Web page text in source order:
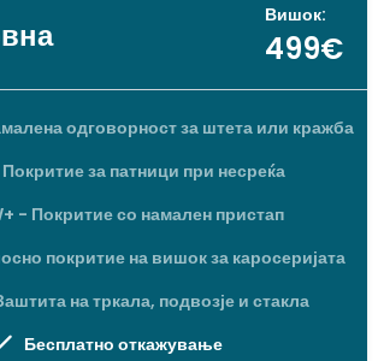
Вишок:
499€
одговорност за штета или кражба
за патници при несреќа
- Покритие со намален пристап
покритие на вишок за каросеријата
на тркала, подвозје и стакла
Бесплатно откажување